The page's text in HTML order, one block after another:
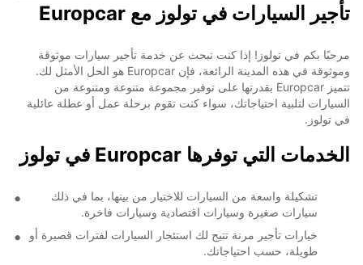
تأجير السيارات في تولوز مع Europcar
مرحبًا بكم في تولوز! إذا كنت تبحث عن خدمة تأجير سيارات موثوقة
وموثوقة في هذه المدينة الرائعة، فإن Europcar هو الحل الأمثل لك.
تتميز Europcar بقدرتها على توفير مجموعة متنوعة ومتنوعة من
السيارات لتلبية احتياجاتك، سواء كنت تقوم برحلة عمل أو عطلة عائلية
في تولوز.
الخدمات التي توفرها Europcar في تولوز
تشكيلة واسعة من السيارات للاختيار من بينها، بما في ذلك
سيارات صغيرة وسيارات اقتصادية وسيارات فاخرة.
خيارات تأجير مرنة تتيح لك استئجار السيارات لفترات قصيرة أو
طويلة، حسب احتياجاتك.